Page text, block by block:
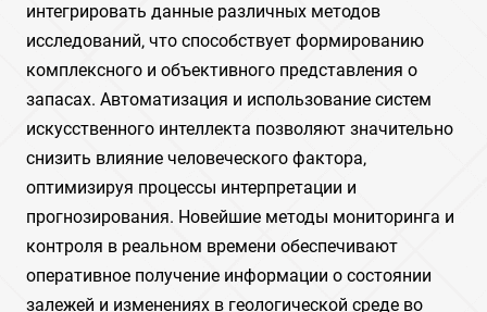
интегрировать данные различных методов
исследований‚ что способствует формированию
комплексного и объективного представления о
запасах. Автоматизация и использование систем
искусственного интеллекта позволяют значительно
снизить влияние человеческого фактора‚
оптимизируя процессы интерпретации и
прогнозирования. Новейшие методы мониторинга и
контроля в реальном времени обеспечивают
оперативное получение информации о состоянии
залежей и изменениях в геологической среде во